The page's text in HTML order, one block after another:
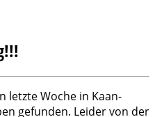
letzte Woche in Kaan-
gefunden. Leider von der